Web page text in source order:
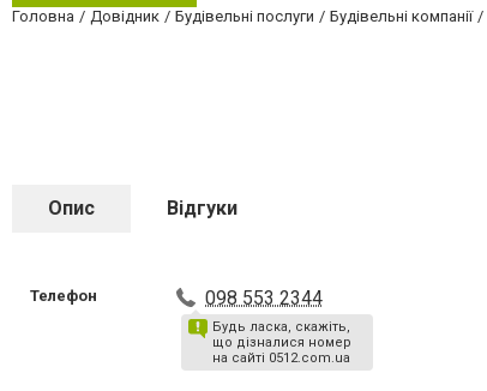
Головна Довідник Будівельні послуги Будівельні компанії
Опис Відгуки
Телефон 098 553 2344
Будь ласка, скажіть,
що дізналися номер
на сайті 0512.com.ua